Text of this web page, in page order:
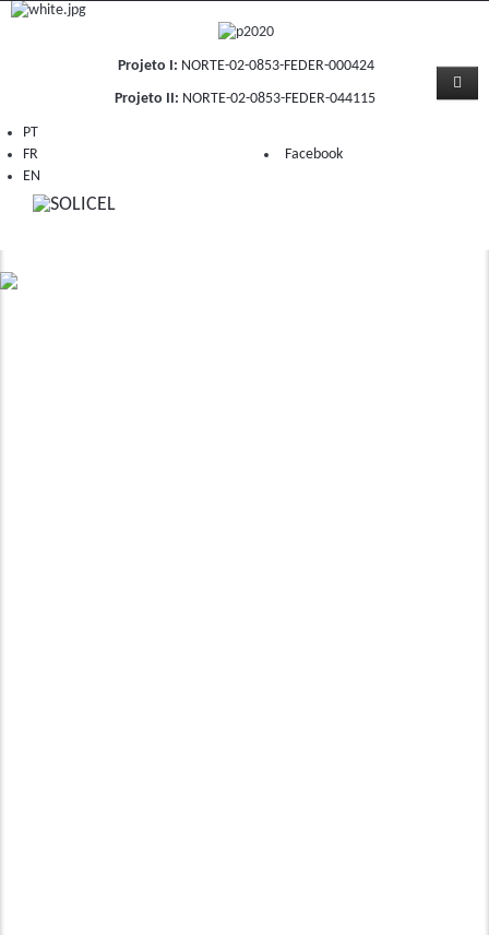
Projeto I: NORTE-02-0853-FEDER-000424
Projeto II: NORTE-02-0853-FEDER-044115
PT
FR
EN
Facebook